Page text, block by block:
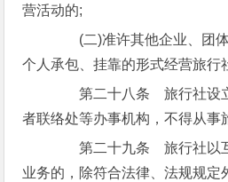
营活动的;
(二)准许其他企业、团体
个人承包、挂靠的形式经营旅行
第二十八条 旅行社设立
者联络处等办事机构，不得从事
第二十九条 旅行社以互
业务的，除符合法律、法规规定